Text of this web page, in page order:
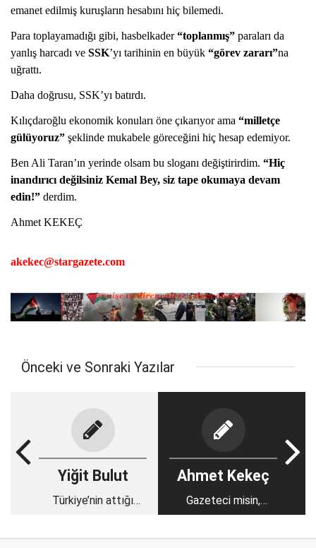
emanet edilmiş kuruşların hesabını hiç bilemedi.
Para toplayamadığı gibi, hasbelkader“toplanmış” paraları da
yanlış harcadı ve SSK’yı tarihinin en büyük “görev zararı”na
uğrattı.
Daha doğrusu, SSK’yı batırdı.
Kılıçdaroğlu ekonomik konuları öne çıkarıyor ama “milletçe
gülüyoruz” şeklinde mukabele göreceğini hiç hesap edemiyor.
Ben Ali Taran’ın yerinde olsam bu sloganı değiştirirdim. “Hiç
inandırıcı değilsiniz Kemal Bey, siz tape okumaya devam
edin!” derdim.
Ahmet KEKEÇ
akekec@stargazete.com
Önceki ve Sonraki Yazılar
Yiğit Bulut
Türkiye’nin attığı
Ahmet Kekeç
Gazeteci misin,
TÜSİAD sözcüsü